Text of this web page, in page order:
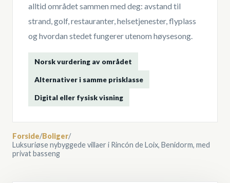
alltid området sammen med deg: avstand til
strand, golf, restauranter, helsetjenester, flyplass
og hvordan stedet fungerer utenom høysesong.
Norsk vurdering av området
Alternativer i samme prisklasse
Digital eller fysisk visning
Forside/Boliger/
Luksuriøse nybyggede villaer i Rincón de Loix, Benidorm, med
privat basseng